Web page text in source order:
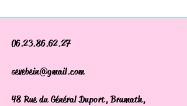
06.23.86.62.27
sevebein@gmail.com
48 Rue du Général Duport, Brumath,